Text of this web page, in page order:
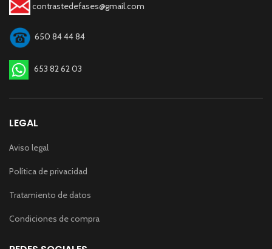
contrastedefases@gmail.com
650 84 44 84
653 82 62 03
LEGAL
Aviso legal
Política de privacidad
Tratamiento de datos
Condiciones de compra